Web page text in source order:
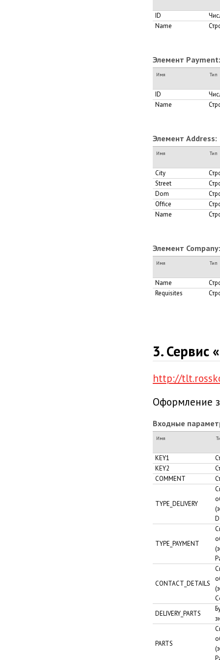
ID
Name
Элемент Payment:
Имя Тип
ID
Name
Элемент Address:
Имя Тип
City
Street
Dom
Office
Name
Элемент Company:
Имя Тип
Name
Requisites
3. Сервис
http://
Оформление
Входные
Имя
KEY1
KEY2
COMMENT
TYPE_DELIVERY
TYPE_PAYMENT
CONTACT_DETAILS
DELIVERY_PARTS
PARTS